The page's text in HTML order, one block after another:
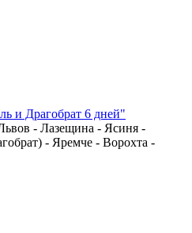
и Драгобрат 6 дней"
- Лазещина - Ясиня -
- Яремче - Ворохта -